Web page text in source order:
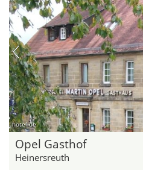
hotel.de
Opel Gasthof
Heinersreuth